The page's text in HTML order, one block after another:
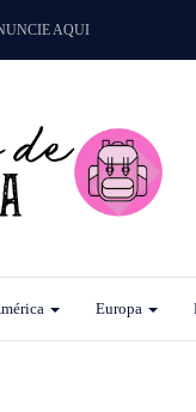
AQUI
Europa